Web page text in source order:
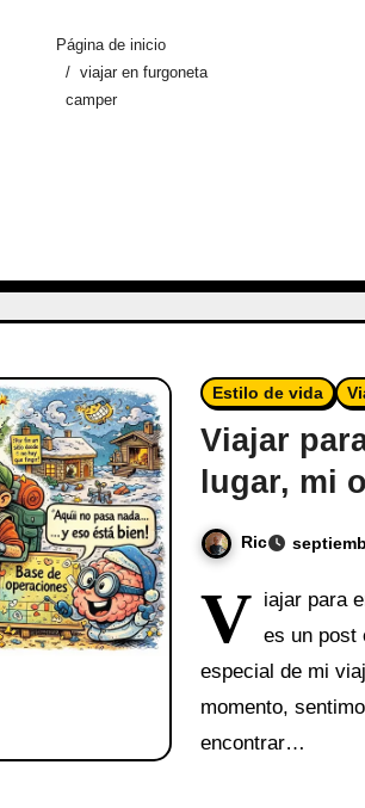
Página de inicio
viajar en furgoneta
camper
Estilo de vida
Viajar
lugar, mi
Ric
V iajar para
es un post
especial de mi
momento,
encontrar…